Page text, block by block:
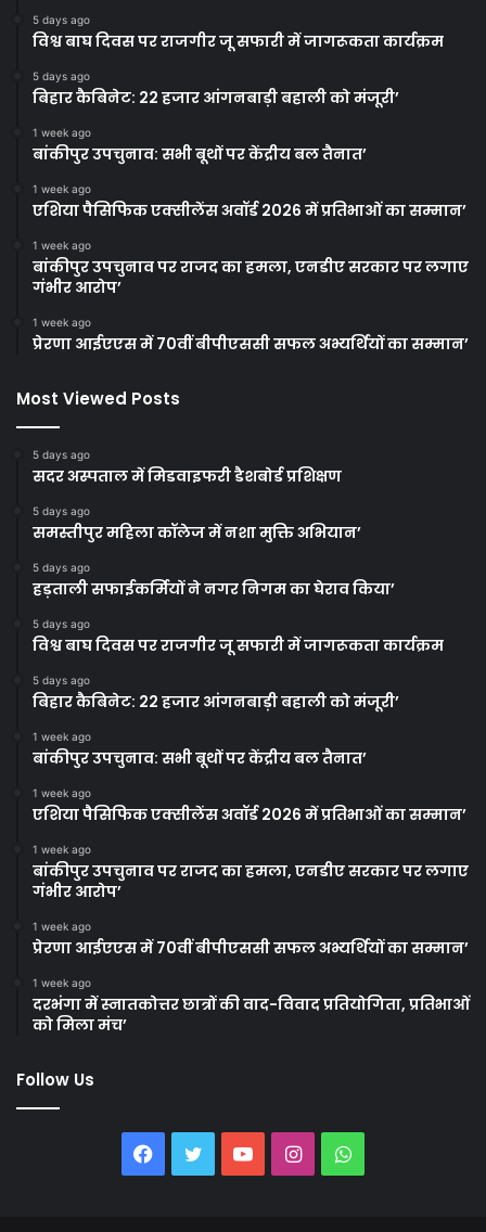
5 days ago
विश्व बाघ दिवस पर राजगीर जू सफारी में जागरूकता कार्यक्रम
5 days ago
बिहार कैबिनेट: 22 हजार आंगनबाड़ी बहाली को मंजूरी’
1 week ago
बांकीपुर उपचुनाव: सभी बूथों पर केंद्रीय बल तैनात’
1 week ago
एशिया पैसिफिक एक्सीलेंस अवॉर्ड 2026 में प्रतिभाओं का सम्मान’
1 week ago
बांकीपुर उपचुनाव पर राजद का हमला, एनडीए सरकार पर लगाए
गंभीर आरोप’
1 week ago
प्रेरणा आईएएस में 70वीं बीपीएससी सफल अभ्यर्थियों का सम्मान’
Most Viewed Posts
5 days ago
सदर अस्पताल में मिडवाइफरी डैशबोर्ड प्रशिक्षण
5 days ago
समस्तीपुर महिला कॉलेज में नशा मुक्ति अभियान’
5 days ago
हड़ताली सफाईकर्मियों ने नगर निगम का घेराव किया’
5 days ago
विश्व बाघ दिवस पर राजगीर जू सफारी में जागरूकता कार्यक्रम
5 days ago
बिहार कैबिनेट: 22 हजार आंगनबाड़ी बहाली को मंजूरी’
1 week ago
बांकीपुर उपचुनाव: सभी बूथों पर केंद्रीय बल तैनात’
1 week ago
एशिया पैसिफिक एक्सीलेंस अवॉर्ड 2026 में प्रतिभाओं का सम्मान’
1 week ago
बांकीपुर उपचुनाव पर राजद का हमला, एनडीए सरकार पर लगाए
गंभीर आरोप’
1 week ago
प्रेरणा आईएएस में 70वीं बीपीएससी सफल अभ्यर्थियों का सम्मान’
1 week ago
दरभंगा में स्नातकोत्तर छात्रों की वाद-विवाद प्रतियोगिता, प्रतिभाओं
को मिला मंच’
Follow Us
Facebook
TwitterYouTubeInstagramWhatsApp